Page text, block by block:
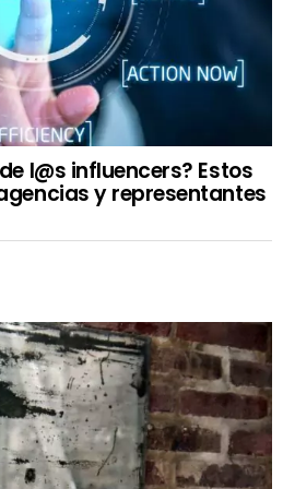
l@s influencers? Estos
y representantes